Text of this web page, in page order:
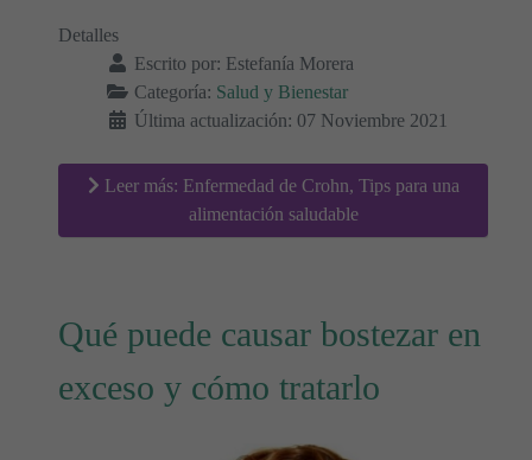
Detalles
Escrito por: Estefanía Morera
Categoría: Salud y Bienestar
Última actualización: 07 Noviembre 2021
Leer más: Enfermedad de Crohn, Tips para una
alimentación saludable
Qué puede causar bostezar en
exceso y cómo tratarlo